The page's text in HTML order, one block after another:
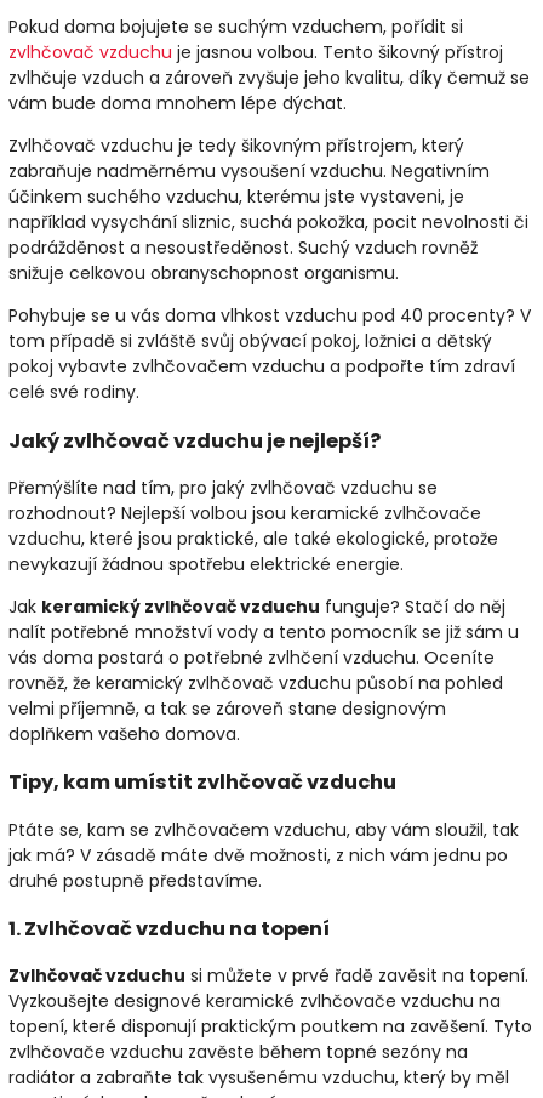
Pokud doma bojujete se suchým vzduchem, pořídit si
zvlhčovač vzduchu je jasnou volbou. Tento šikovný přístroj
zvlhčuje vzduch a zároveň zvyšuje jeho kvalitu, díky čemuž se
vám bude doma mnohem lépe dýchat.
Zvlhčovač vzduchu je tedy šikovným přístrojem, který
zabraňuje nadměrnému vysoušení vzduchu. Negativním
účinkem suchého vzduchu, kterému jste vystaveni, je
například vysychání sliznic, suchá pokožka, pocit nevolnosti či
podrážděnost a nesoustředěnost. Suchý vzduch rovněž
snižuje celkovou obranyschopnost organismu.
Pohybuje se u vás doma vlhkost vzduchu pod 40 procenty? V
tom případě si zvláště svůj obývací pokoj, ložnici a dětský
pokoj vybavte zvlhčovačem vzduchu a podpořte tím zdraví
celé své rodiny.
Jaký zvlhčovač vzduchu je nejlepší?
Přemýšlíte nad tím, pro jaký zvlhčovač vzduchu se
rozhodnout? Nejlepší volbou jsou keramické zvlhčovače
vzduchu, které jsou praktické, ale také ekologické, protože
nevykazují žádnou spotřebu elektrické energie.
Jak keramický zvlhčovač vzduchu funguje? Stačí do něj
nalít potřebné množství vody a tento pomocník se již sám u
vás doma postará o potřebné zvlhčení vzduchu. Oceníte
rovněž, že keramický zvlhčovač vzduchu působí na pohled
velmi příjemně, a tak se zároveň stane designovým
doplňkem vašeho domova.
Tipy, kam umístit zvlhčovač vzduchu
Ptáte se, kam se zvlhčovačem vzduchu, aby vám sloužil, tak
jak má? V zásadě máte dvě možnosti, z nich vám jednu po
druhé postupně představíme.
1. Zvlhčovač vzduchu na topení
Zvlhčovač vzduchu si můžete v prvé řadě zavěsit na topení.
Vyzkoušejte designové keramické zvlhčovače vzduchu na
topení, které disponují praktickým poutkem na zavěšení. Tyto
zvlhčovače vzduchu zavěste během topné sezóny na
radiátor a zabraňte tak vysušenému vzduchu, který by měl